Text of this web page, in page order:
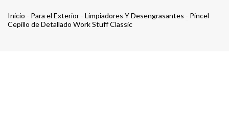
Inicio - Para el Exterior - Limpiadores Y Desengrasantes - Pincel
Cepillo de Detallado Work Stuff Classic